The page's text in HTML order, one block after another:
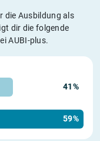
die Ausbildung als
dir die folgende
AUBI-plus.
41%
59%